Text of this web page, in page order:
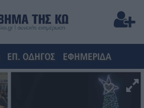
ΕΠ. ΟΔΗΓΟΣ ΕΦΗΜΕΡΙΔΑ